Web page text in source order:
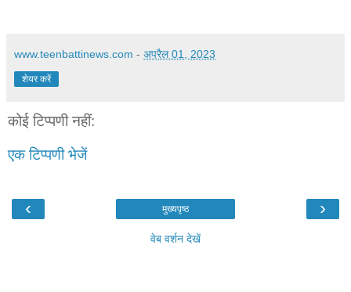
www.teenbattinews.com - अप्रैल 01, 2023
शेयर करें
कोई टिप्पणी नहीं:
एक टिप्पणी भेजें
‹ ›
मुख्यपृष्ठ
वेब वर्शन देखें